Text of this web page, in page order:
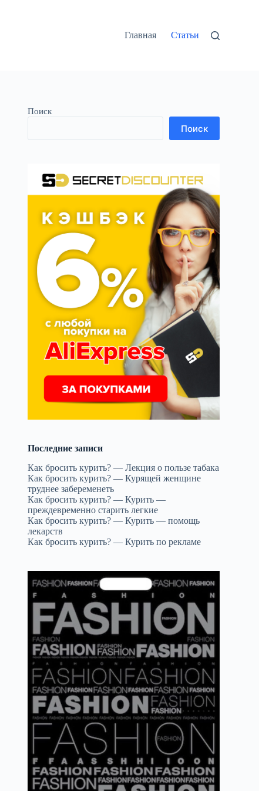
Главная Статьи
Поиск
Поиск
Последние записи
Как бросить курить? — Лекция о пользе табака
Как бросить курить? — Курящей женщине
труднее забеременеть
Как бросить курить? — Курить —
преждевременно старить легкие
Как бросить курить? — Курить — помощь
лекарств
Как бросить курить? — Курить по рекламе